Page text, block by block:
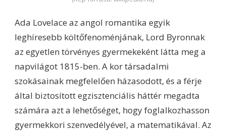
Ada Lovelace az angol romantika egyik
leghíresebb költőfenoménjának, Lord Byronnak
az egyetlen törvényes gyermekeként látta meg a
napvilágot 1815-ben. A kor társadalmi
szokásainak megfelelően házasodott, és a férje
által biztosított egzisztenciális háttér megadta
számára azt a lehetőséget, hogy foglalkozhasson
gyermekkori szenvedélyével, a matematikával. Az